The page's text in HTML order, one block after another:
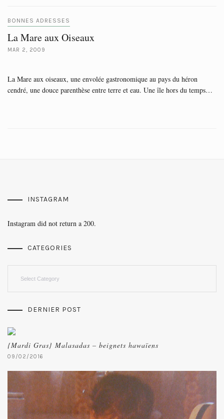
BONNES ADRESSES
La Mare aux Oiseaux
MAR 2, 2009
La Mare aux oiseaux, une envolée gastronomique au pays du héron
cendré, une douce parenthèse entre terre et eau. Une île hors du temps…
INSTAGRAM
Instagram did not return a 200.
CATEGORIES
DERNIER POST
{Mardi Gras} Malasadas – beignets hawaïens
09/02/2016